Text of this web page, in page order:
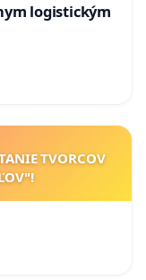
logistickým
TVORCOV